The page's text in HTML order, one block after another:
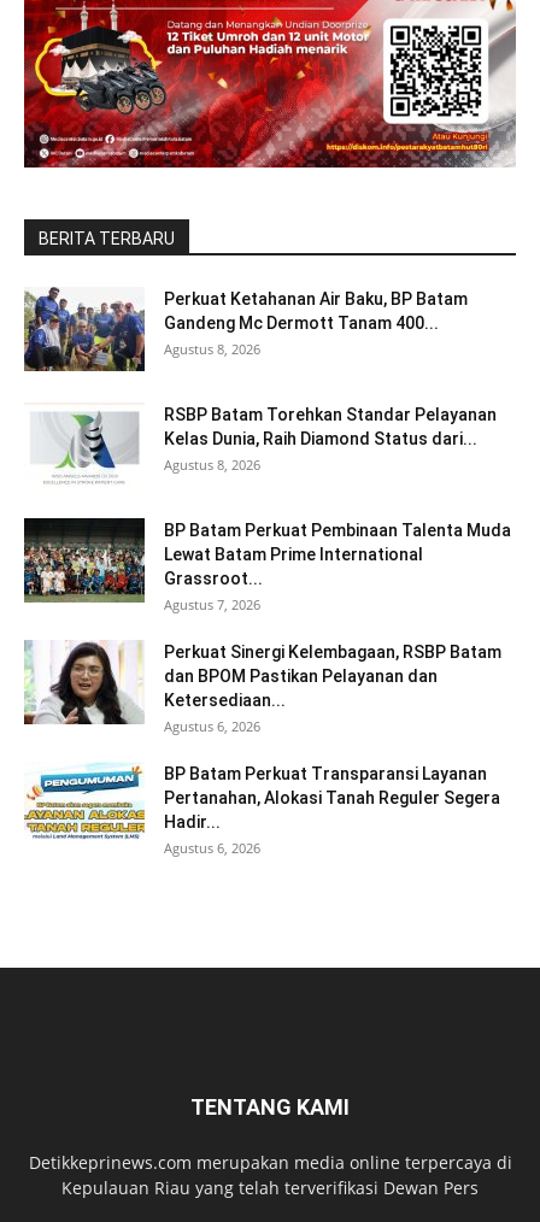
BERITA TERBARU
Perkuat Ketahanan Air Baku, BP Batam
Gandeng Mc Dermott Tanam 400...
Agustus 8, 2026
RSBP Batam Torehkan Standar Pelayanan
Kelas Dunia, Raih Diamond Status dari...
Agustus 8, 2026
BP Batam Perkuat Pembinaan Talenta Muda
Lewat Batam Prime International
Grassroot...
Agustus 7, 2026
Perkuat Sinergi Kelembagaan, RSBP Batam
dan BPOM Pastikan Pelayanan dan
Ketersediaan...
Agustus 6, 2026
BP Batam Perkuat Transparansi Layanan
Pertanahan, Alokasi Tanah Reguler Segera
Hadir...
Agustus 6, 2026
TENTANG KAMI
Detikkeprinews.com merupakan media online terpercaya di
Kepulauan Riau yang telah terverifikasi Dewan Pers